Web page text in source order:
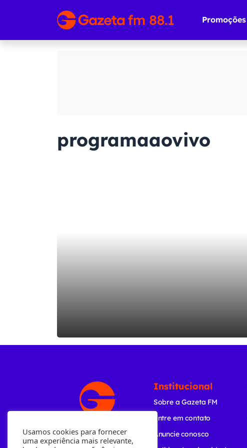
Promoções
programaaovivo
Institucional
Sobre a Gazeta FM
Entre em contato
Anuncie conosco
Usamos cookies para fornecer
uma experiência mais relevante,